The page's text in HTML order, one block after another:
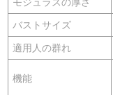
バストサイズ
適用人の群れ
機能